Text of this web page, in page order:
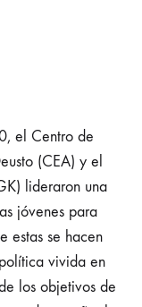
el Centro de
(CEA) y el
lideraron una
jóvenes para
estas se hacen
vivida en
los objetivos de